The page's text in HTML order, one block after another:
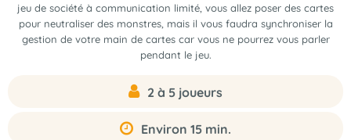
jeu de société à communication limité, vous allez poser des cartes
pour neutraliser des monstres, mais il vous faudra synchroniser la
gestion de votre main de cartes car vous ne pourrez vous parler
pendant le jeu.
2 à 5 joueurs
Environ 15 min.